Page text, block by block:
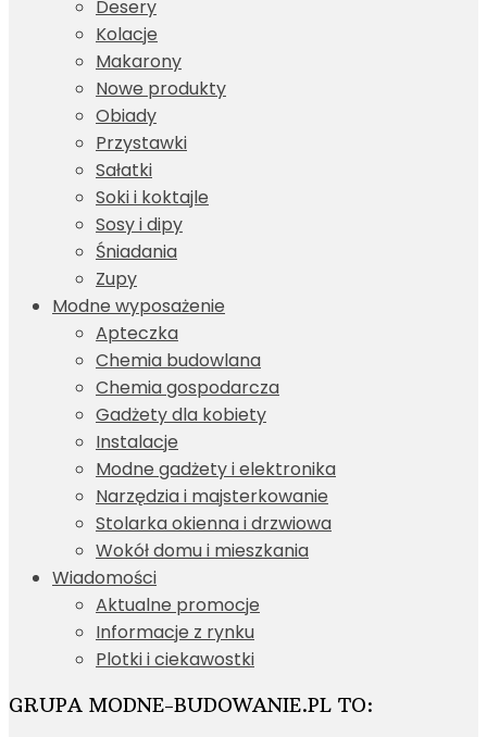
Desery
Kolacje
Makarony
Nowe produkty
Obiady
Przystawki
Sałatki
Soki i koktajle
Sosy i dipy
Śniadania
Zupy
Modne wyposażenie
Apteczka
Chemia budowlana
Chemia gospodarcza
Gadżety dla kobiety
Instalacje
Modne gadżety i elektronika
Narzędzia i majsterkowanie
Stolarka okienna i drzwiowa
Wokół domu i mieszkania
Wiadomości
Aktualne promocje
Informacje z rynku
Plotki i ciekawostki
GRUPA MODNE-BUDOWANIE.PL TO: